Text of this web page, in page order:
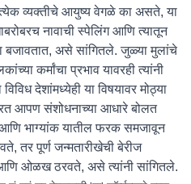
व्यक्तीचे आयुष्य वेगळे का असते, या
नावाची स्पेलिंग आणि त्यातून
बजावतात, असे सांगितले. जुळ्या मुलांचे
कर्मांचा प्रभाव यावरही त्यांनी
देशांमध्येही या विषयावर मोठ्या
आपण संशोधनाच्या आधारे बोलत
भाग्यांक यातील फरक समजावून
तर पूर्ण जन्मतारीखेची बेरीज
आणि ओळख ठरवते, असे त्यांनी सांगितले.